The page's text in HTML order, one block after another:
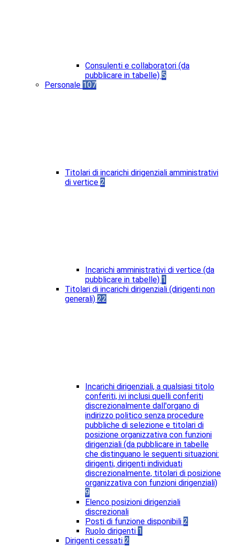
Consulenti e collaboratori (da
pubblicare in tabelle) 5
Personale 107
Titolari di incarichi dirigenziali amministrativi
di vertice 2
Incarichi amministrativi di vertice (da
pubblicare in tabelle) 1
Titolari di incarichi dirigenziali (dirigenti non
generali) 22
Incarichi dirigenziali, a qualsiasi titolo
conferiti, ivi inclusi quelli conferiti
discrezionalmente dall'organo di
indirizzo politico senza procedure
pubbliche di selezione e titolari di
posizione organizzativa con funzioni
dirigenziali (da pubblicare in tabelle
che distinguano le seguenti situazioni:
dirigenti, dirigenti individuati
discrezionalmente, titolari di posizione
organizzativa con funzioni dirigenziali)
9
Elenco posizioni dirigenziali
discrezionali
Posti di funzione disponibili 2
Ruolo dirigenti 1
Dirigenti cessati 2